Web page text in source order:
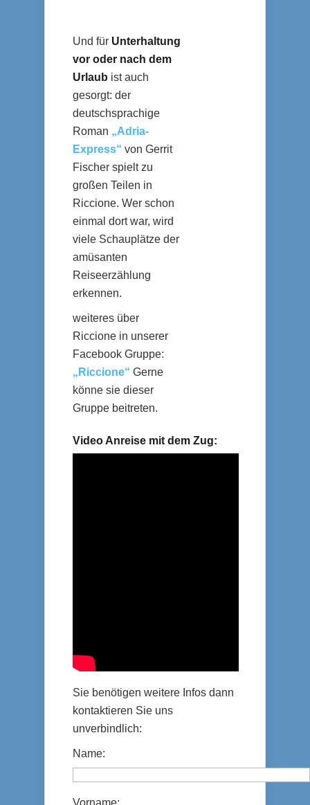
Und für Unterhaltung
vor oder nach dem
Urlaub ist auch
gesorgt: der
deutschsprachige
Roman „Adria-
Express“ von Gerrit
Fischer spielt zu
großen Teilen in
Riccione. Wer schon
einmal dort war, wird
viele Schauplätze der
amüsanten
Reiseerzählung
erkennen.
weiteres über
Riccione in unserer
Facebook Gruppe:
„Riccione“ Gerne
könne sie dieser
Gruppe beitreten.
Video Anreise mit dem Zug:
Sie benötigen weitere Infos dann
kontaktieren Sie uns
unverbindlich:
Name:
Vorname: